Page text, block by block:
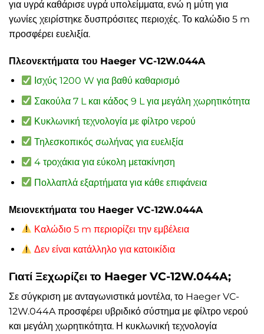
για υγρά καθάρισε υγρά υπολείμματα, ενώ η μύτη για
γωνίες χειρίστηκε δυσπρόσιτες περιοχές. Το καλώδιο 5 m
προσφέρει ευελιξία.
Πλεονεκτήματα του Haeger VC-12W.044A
Ισχύς 1200 W για βαθύ καθαρισμό
Σακούλα 7 L και κάδος 9 L για μεγάλη χωρητικότητα
Κυκλωνική τεχνολογία με φίλτρο νερού
Τηλεσκοπικός σωλήνας για ευελιξία
4 τροχάκια για εύκολη μετακίνηση
Πολλαπλά εξαρτήματα για κάθε επιφάνεια
Μειονεκτήματα του Haeger VC-12W.044A
Καλώδιο 5 m περιορίζει την εμβέλεια
Δεν είναι κατάλληλο για κατοικίδια
Γιατί Ξεχωρίζει το Haeger VC-12W.044A;
Σε σύγκριση με ανταγωνιστικά μοντέλα, το Haeger VC-
12W.044A προσφέρει υβριδικό σύστημα με φίλτρο νερού
και μεγάλη χωρητικότητα. Η κυκλωνική τεχνολογία